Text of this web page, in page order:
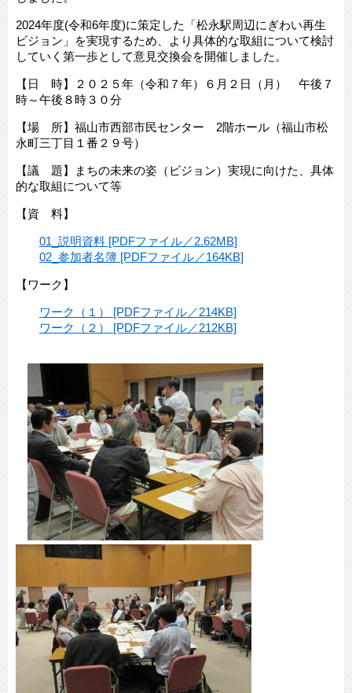
2024年度(令和6年度)に策定した「松永駅周辺にぎわい再生
ビジョン」を実現するため、より具体的な取組について検討
していく第一歩として意見交換会を開催しました。
【日 時】２０２５年（令和７年）６月２日（月） 午後７
時～午後８時３０分
【場 所】福山市西部市民センター 2階ホール（福山市松
永町三丁目１番２９号）
【議 題】まちの未来の姿（ビジョン）実現に向けた、具体
的な取組について等
【資 料】
01_説明資料 [PDFファイル／2.62MB]
02_参加者名簿 [PDFファイル／164KB]
【ワーク】
ワーク（１） [PDFファイル／214KB]
ワーク（２） [PDFファイル／212KB]